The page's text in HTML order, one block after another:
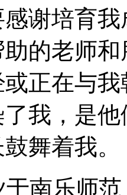
谢培育
的老师
正在与
我，是
舞着我。
于南乐师